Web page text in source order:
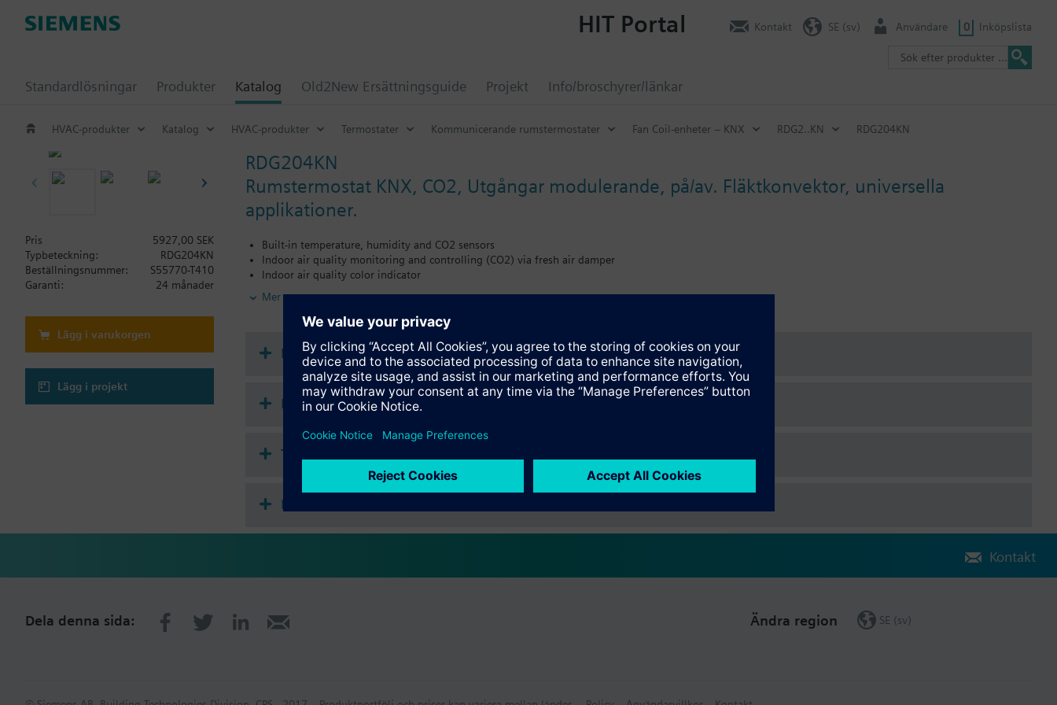
Standardlösningar Produkter Katalog Old2New Ersättningsguide Projekt Info/broschyrer/länkar
HIT Portal Kontakt SE (sv) Användare 0 Inköpslista
HVAC-produkter Katalog HVAC-produkter Termostater Kommunicerande rumstermostater Fan Coil-enheter – KNX RDG2..KN RDG204KN
RDG204KN
Rumstermostat KNX, CO2, Utgångar modulerande, på/av. Fläktkonvektor, universella
applikationer.
Built-in temperature, humidity and CO2 sensors
Indoor air quality monitoring and controlling (CO2) via fresh air damper
Indoor air quality color indicator
For applications with 2-position (on/off or PWM) or 3-position control outputs
For applications with 3-speed or DC 0...10 V fan
AC 230 V or AC 24 V power supply.
Application selectable:
2-pipe system
2-pipe system with electrical heater
2-pipe / 2-stage heating or cooling
4-pipe system
4-pipe system with electrical heater
4-pipe / 2-stage heating and cooling system (selectable also for 2-stage cooling / 1-stage heating or 2-stage heating / 1-stage cooling)
Mer
Pris
5927,00 SEK
Typbeteckning:
RDG204KN
Beställningsnummer:
S55770-T410
Garanti:
24 månader
Lägg i varukorgen
Lägg i projekt
Instruktionsvideor
Dokumentation
Teknisk sammanfattning
Flervalstillbehör
Kontakt
Dela denna sida: Ändra region SE (sv)